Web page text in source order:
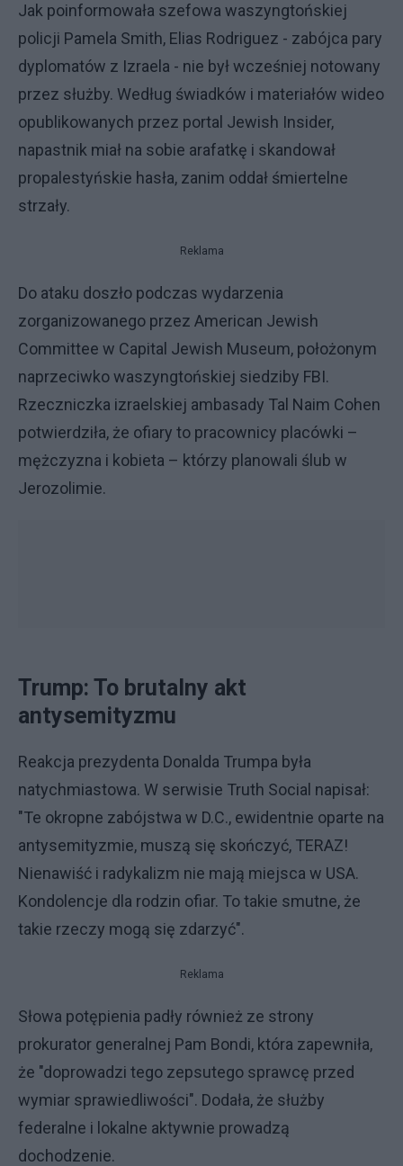
Jak poinformowała szefowa waszyngtońskiej
policji Pamela Smith, Elias Rodriguez - zabójca pary
dyplomatów z Izraela - nie był wcześniej notowany
przez służby. Według świadków i materiałów wideo
opublikowanych przez portal Jewish Insider,
napastnik miał na sobie arafatkę i skandował
propalestyńskie hasła, zanim oddał śmiertelne
strzały.
Reklama
Do ataku doszło podczas wydarzenia
zorganizowanego przez American Jewish
Committee w Capital Jewish Museum, położonym
naprzeciwko waszyngtońskiej siedziby FBI.
Rzeczniczka izraelskiej ambasady Tal Naim Cohen
potwierdziła, że ofiary to pracownicy placówki –
mężczyzna i kobieta – którzy planowali ślub w
Jerozolimie.
Trump: To brutalny akt
antysemityzmu
Reakcja prezydenta Donalda Trumpa była
natychmiastowa. W serwisie Truth Social napisał:
"Te okropne zabójstwa w D.C., ewidentnie oparte na
antysemityzmie, muszą się skończyć, TERAZ!
Nienawiść i radykalizm nie mają miejsca w USA.
Kondolencje dla rodzin ofiar. To takie smutne, że
takie rzeczy mogą się zdarzyć".
Reklama
Słowa potępienia padły również ze strony
prokurator generalnej Pam Bondi, która zapewniła,
że "doprowadzi tego zepsutego sprawcę przed
wymiar sprawiedliwości". Dodała, że służby
federalne i lokalne aktywnie prowadzą
dochodzenie.